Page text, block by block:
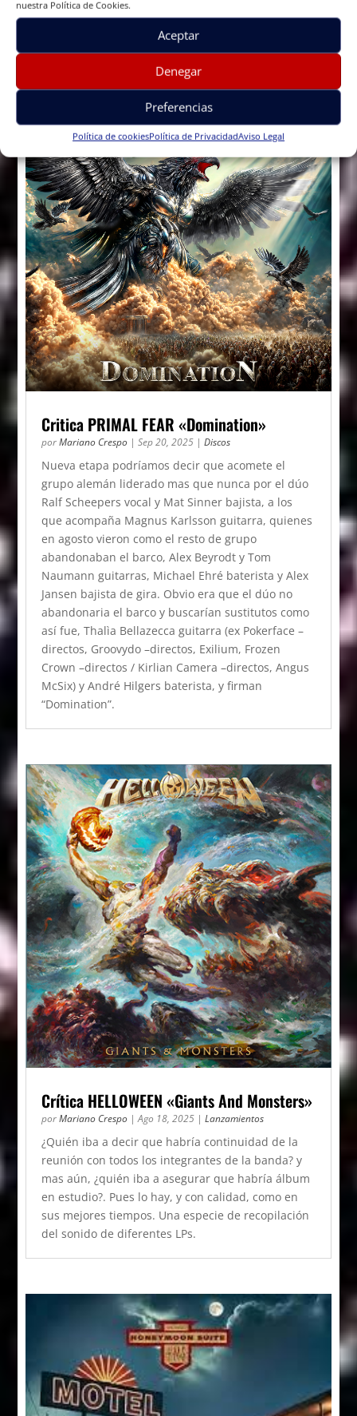
nuestra Política de Cookies.
Aceptar
Denegar
Preferencias
Política de cookiesPolítica de PrivacidadAviso Legal
da tregua ni respiro y hoy nos llega este
Critica PRIMAL FEAR «Domination»
porMariano Crespo |Sep 20, 2025 |Discos
Nueva etapa podríamos decir que acomete el
grupo alemán liderado mas que nunca por el dúo
Ralf Scheepers vocal y Mat Sinner bajista, a los
que acompaña Magnus Karlsson guitarra, quienes
en agosto vieron como el resto de grupo
abandonaban el barco, Alex Beyrodt y Tom
Naumann guitarras, Michael Ehré baterista y Alex
Jansen bajista de gira. Obvio era que el dúo no
abandonaria el barco y buscarían sustitutos como
así fue, Thalìa Bellazecca guitarra (ex Pokerface –
directos, Groovydo –directos, Exilium, Frozen
Crown –directos / Kirlian Camera –directos, Angus
McSix) y André Hilgers baterista, y firman
“Domination”.
Crítica HELLOWEEN «Giants And Monsters»
porMariano Crespo |Ago 18, 2025 |Lanzamientos
¿Quién iba a decir que habría continuidad de la
reunión con todos los integrantes de la banda? y
mas aún, ¿quién iba a asegurar que habría álbum
en estudio?. Pues lo hay, y con calidad, como en
sus mejores tiempos. Una especie de recopilación
del sonido de diferentes LPs.